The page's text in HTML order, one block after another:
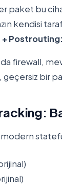
paket bu
kendisi
+ Postrouting:
firewall,
geçersiz bir
stateful